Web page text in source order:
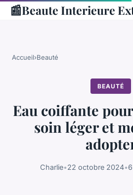
📰Beaute Interieure
Accueil›Beauté
BEAUTÉ
Eau coiffante
soin léger et
Charlie•22 octobre 2024•